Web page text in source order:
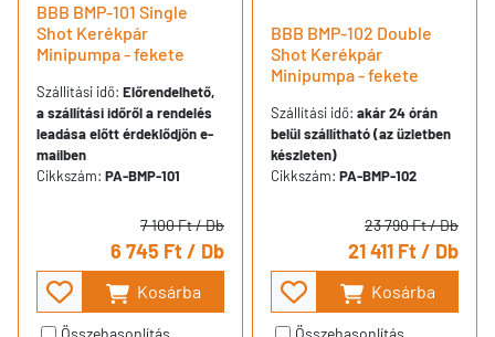
BBB BMP-101 Single
Shot Kerékpár
Minipumpa - fekete
Szállítási idő: Előrendelhető,
a szállítási időről a rendelés
leadása előtt érdeklődjön e-
mailben
Cikkszám: PA-BMP-101
7 100 Ft/ Db
6 745 Ft/ Db
Kosárba
BBB BMP-102 Double
Shot Kerékpár
Minipumpa - fekete
Szállítási idő: akár 24 órán
belül szállítható (az üzletben
készleten)
Cikkszám: PA-BMP-102
23 790 Ft/ Db
21 411 Ft/ Db
Kosárba